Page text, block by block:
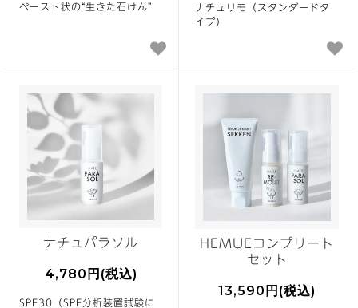
ペースト状の“生きた石けん”
ナチュリモ（スタンダードタ
イプ）
ナチュパラソル
4,780円(税込)
SPF30（SPF分析装置試験に
HEMUEコンプリート
セット
13,590円(税込)